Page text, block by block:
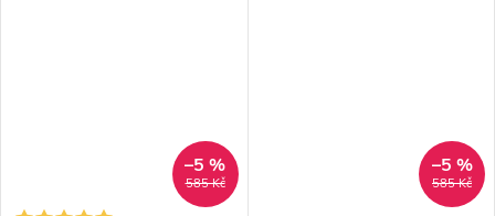
585 Kč
–5 %
585 Kč
–5 %